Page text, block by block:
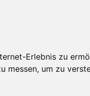
Erlebnis zu
um zu